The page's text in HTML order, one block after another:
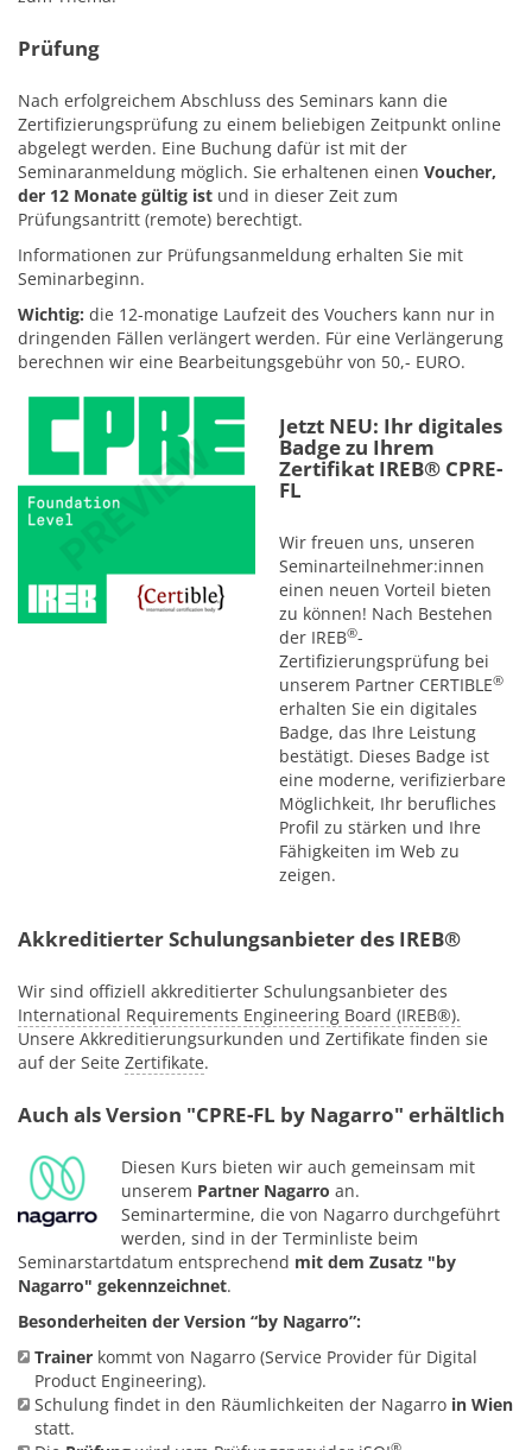
Prüfung
Nach erfolgreichem Abschluss des Seminars kann die
Zertifizierungsprüfung zu einem beliebigen Zeitpunkt online
abgelegt werden. Eine Buchung dafür ist mit der
Seminaranmeldung möglich. Sie erhaltenen einen Voucher,
der 12 Monate gültig ist und in dieser Zeit zum
Prüfungsantritt (remote) berechtigt.
Informationen zur Prüfungsanmeldung erhalten Sie mit
Seminarbeginn.
Wichtig: die 12-monatige Laufzeit des Vouchers kann nur in
dringenden Fällen verlängert werden. Für eine Verlängerung
berechnen wir eine Bearbeitungsgebühr von 50,- EURO.
Jetzt NEU: Ihr digitales
Badge zu Ihrem
Zertifikat IREB® CPRE-
FL
Wir freuen uns, unseren
Seminarteilnehmer:innen
einen neuen Vorteil bieten
zu können! Nach Bestehen
der IREB®-
Zertifizierungsprüfung bei
unserem Partner CERTIBLE®
erhalten Sie ein digitales
Badge, das Ihre Leistung
bestätigt. Dieses Badge ist
eine moderne, verifizierbare
Möglichkeit, Ihr berufliches
Profil zu stärken und Ihre
Fähigkeiten im Web zu
zeigen.
Akkreditierter Schulungsanbieter des IREB®
Wir sind offiziell akkreditierter Schulungsanbieter des
International Requirements Engineering Board (IREB®).
Unsere Akkreditierungsurkunden und Zertifikate finden sie
auf der Seite Zertifikate.
Auch als Version "CPRE-FL by Nagarro" erhältlich
Diesen Kurs bieten wir auch gemeinsam mit
unserem Partner Nagarro an.
Seminartermine, die von Nagarro durchgeführt
werden, sind in der Terminliste beim
Seminarstartdatum entsprechend mit dem Zusatz "by
Nagarro" gekennzeichnet.
Besonderheiten der Version “by Nagarro”:
Trainer kommt von Nagarro (Service Provider für Digital
Product Engineering).
Schulung findet in den Räumlichkeiten der Nagarro in Wien
statt.